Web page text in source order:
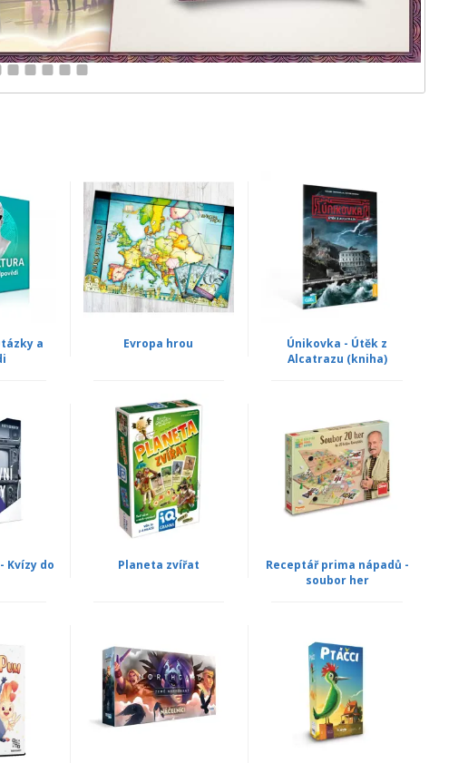
a
Evropa hrou
Únikovka - Útěk z
Alcatrazu (kniha)
Kvízy do
Planeta zvířat
Receptář prima nápadů -
soubor her